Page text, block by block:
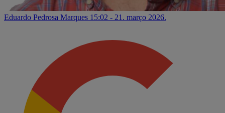
Eduardo Pedrosa Marques 15:02 - 21. março 2026.